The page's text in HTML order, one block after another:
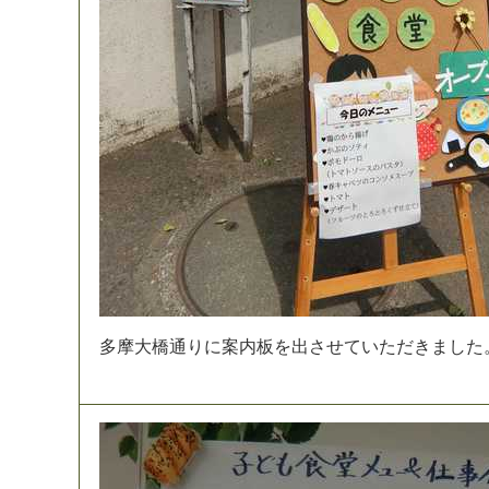
多摩大橋通 り に案内板 を出 させていただき ま した